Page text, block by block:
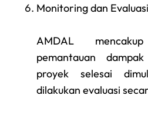
Monitoring dan Evaluasi
AMDAL
pemantauan
proyek selesai
dilakukan evaluasi